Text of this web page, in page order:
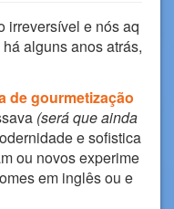
irreversível e nós aq
alguns anos atrás,
de gourmetização
(será que ainda
e sofistica
ou novos experime
em inglês ou e